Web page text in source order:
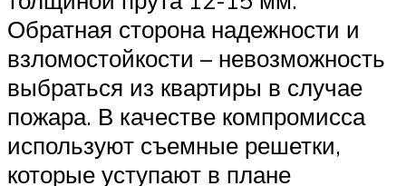
Обратная сторона надежности и
взломостойкости – невозможность
выбраться из квартиры в случае
пожара. В качестве компромисса
используют съемные решетки,
которые уступают в плане